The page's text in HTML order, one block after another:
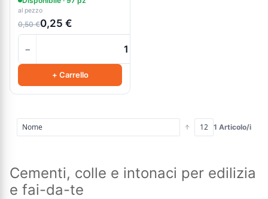
al pezzo
0,50 €0,25 €
−
+ Carrello
1 Articolo/i
Cementi, colle e intonaci per edilizia
e fai-da-te